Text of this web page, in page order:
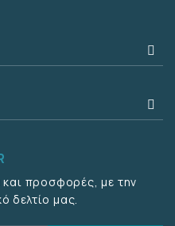
και προσφορές, με την
δελτίο μας.